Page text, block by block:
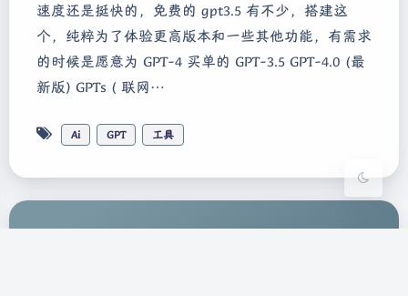
夜间模式
Sans Serif Serif
速度还是挺快的，免费的 gpt3.5 有不少，搭建这
个，纯粹为了体验更高版本和一些其他功能，有需求
的时候是愿意为 GPT-4 买单的 GPT-3.5 GPT-4.0 (最
新版) GPTs ( 联网…
Ai GPT 工具